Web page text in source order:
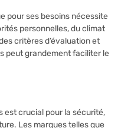
pour ses besoins nécessite
personnelles, du climat
critères d’évaluation et
peut grandement faciliter le
est crucial pour la sécurité,
Les marques telles que